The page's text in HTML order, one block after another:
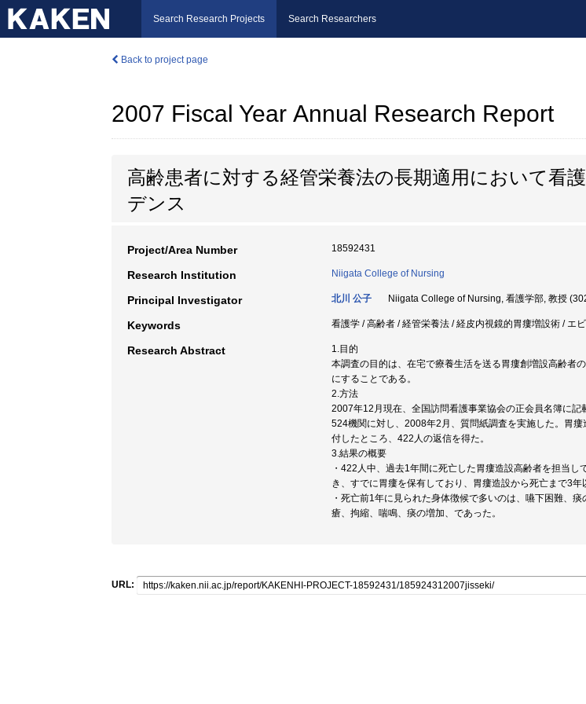
Search Research Projects Search Researchers
Back to project page
2007 Fiscal Year Annual Research Report
高齢患者に対する経管栄養法の長期適用において看
デンス
Project/Area Number 18592431
Research Institution Niigata College of Nursing
Principal Investigator 北川 公子 Niigata College of Nursing, 看護学部, 教授
Keywords 看護学 / 高齢者 / 経管栄養法 / 経皮内視鏡的胃瘻増設術 / エ
Research Abstract
1.目的
本調査の目的は、在宅で療養生活を送る胃瘻創増設高齢者
にすることである。
2.方法
2007年12月現在、全国訪問看護事業協会の正会員名簿に
524機関に対し、2008年2月、質問紙調査を実施した。胃
付したところ、422人の返信を得た。
3.結果の概要
・422人中、過去1年間に死亡した胃瘻造設高齢者を担当
き、すでに胃瘻を保有しており、胃瘻造設から死亡まで3年
・死亡前1年に見られた身体徴候で多いのは、嚥下困難、
瘡、拘縮、喘鳴、痰の増加、であった。
URL: